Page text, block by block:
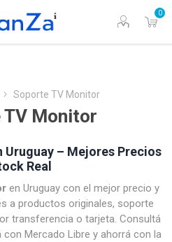
0
Soporte TV Monitor
Monitor
– Mejores Precios
Real
en Uruguay con el mejor precio y
a productos originales, soporte
transferencia o tarjeta. Consultá
Mercado Libre y ahorrá con la